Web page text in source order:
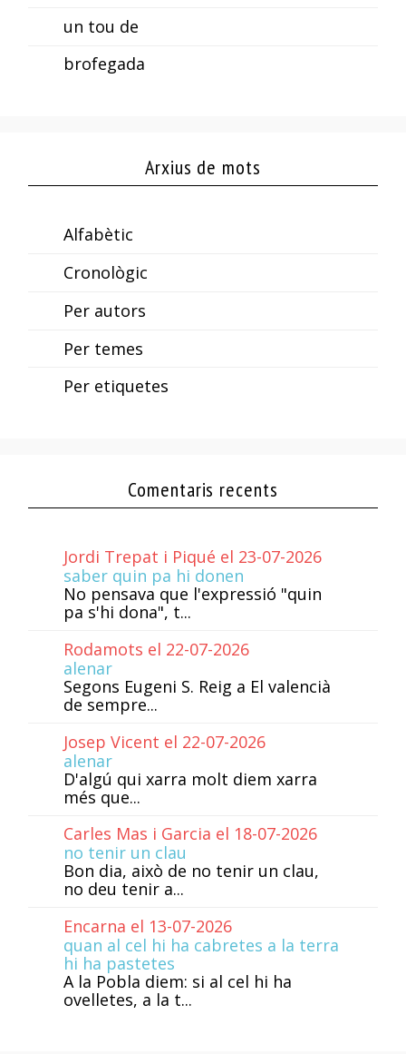
un tou de
brofegada
Arxius de mots
Alfabètic
Cronològic
Per autors
Per temes
Per etiquetes
Comentaris recents
Jordi Trepat i Piqué el 23-07-2026
saber quin pa hi donen
No pensava que l'expressió "quin
pa s'hi dona", t...
Rodamots el 22-07-2026
alenar
Segons Eugeni S. Reig a El valencià
de sempre...
Josep Vicent el 22-07-2026
alenar
D'algú qui xarra molt diem xarra
més que...
Carles Mas i Garcia el 18-07-2026
no tenir un clau
Bon dia, això de no tenir un clau,
no deu tenir a...
Encarna el 13-07-2026
quan al cel hi ha cabretes a la terra
hi ha pastetes
A la Pobla diem: si al cel hi ha
ovelletes, a la t...